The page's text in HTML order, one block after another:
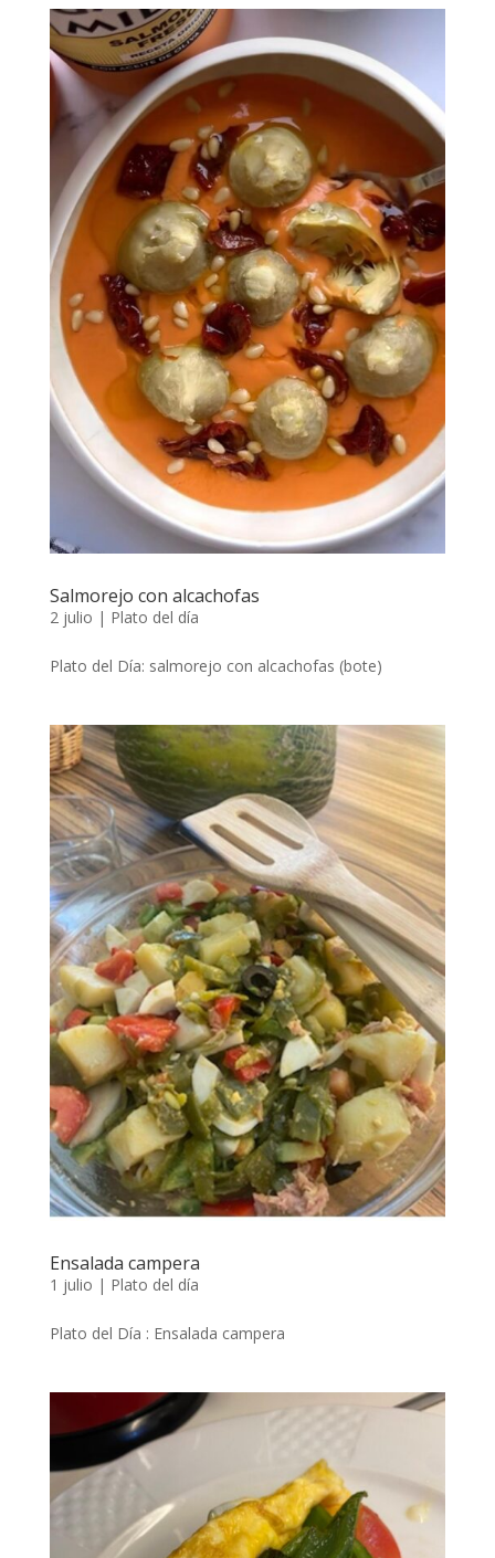
Salmorejo con alcachofas
2 julio | Plato del día
Plato del Día: salmorejo con alcachofas (bote)
Ensalada campera
1 julio | Plato del día
Plato del Día : Ensalada campera